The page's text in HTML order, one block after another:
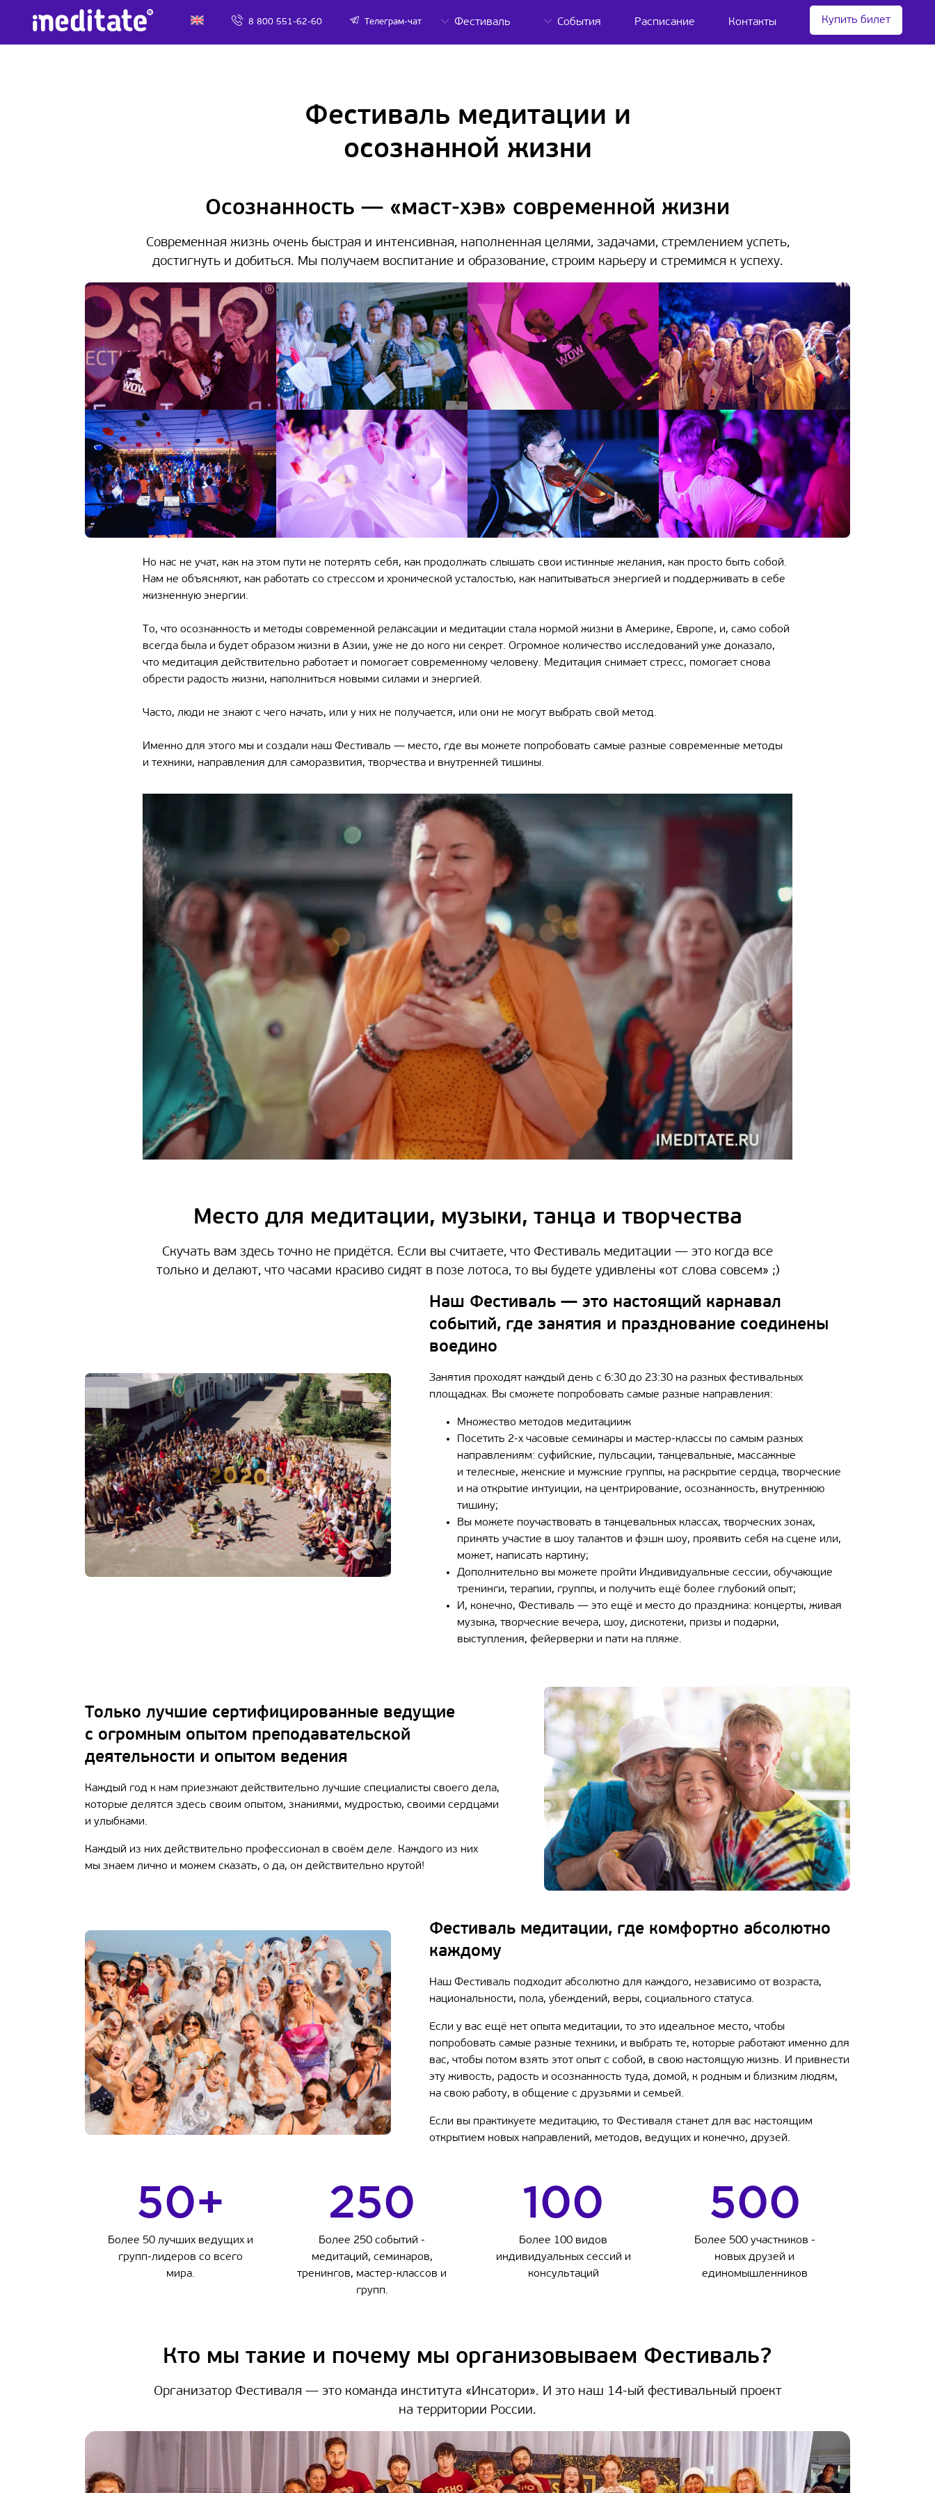
8 800 551-62-60 Телеграм-чат Фестиваль События Расписание Контакты Купить билет
Фестиваль медитации и
осознанной жизни
Осознанность — «маст-хэв» современной жизни
Современная жизнь очень быстрая и интенсивная, наполненная целями, задачами, стремлением успеть,
достигнуть и добиться. Мы получаем воспитание и образование, строим карьеру и стремимся к успеху.
Но нас не учат, как на этом пути не потерять себя, как продолжать слышать свои истинные желания, как просто быть собой.
Нам не объясняют, как работать со стрессом и хронической усталостью, как напитываться энергией и поддерживать в себе
жизненную энергии.
То, что осознанность и методы современной релаксации и медитации стала нормой жизни в Америке, Европе, и, само собой
всегда была и будет образом жизни в Азии, уже не до кого ни секрет. Огромное количество исследований уже доказало,
что медитация действительно работает и помогает современному человеку. Медитация снимает стресс, помогает снова
обрести радость жизни, наполниться новыми силами и энергией.
Часто, люди не знают с чего начать, или у них не получается, или они не могут выбрать свой метод.
Именно для этого мы и создали наш Фестиваль — место, где вы можете попробовать самые разные современные методы
и техники, направления для саморазвития, творчества и внутренней тишины.
Место для медитации, музыки, танца и творчества
Скучать вам здесь точно не придётся. Если вы считаете, что Фестиваль медитации — это когда все
только и делают, что часами красиво сидят в позе лотоса, то вы будете удивлены «от слова совсем» ;)
Наш Фестиваль — это настоящий карнавал
событий, где занятия и празднование соединены
воедино
Занятия проходят каждый день с 6:30 до 23:30 на разных фестивальных
площадках. Вы сможете попробовать самые разные направления:
Множество методов медитацииж
Посетить 2-х часовые семинары и мастер-классы по самым разных
направлениям: суфийские, пульсации, танцевальные, массажные
и телесные, женские и мужские группы, на раскрытие сердца, творческие
и на открытие интуиции, на центрирование, осознанность, внутреннюю
тишину;
Вы можете поучаствовать в танцевальных классах, творческих зонах,
принять участие в шоу талантов и фэшн шоу, проявить себя на сцене или,
может, написать картину;
Дополнительно вы можете пройти Индивидуальные сессии, обучающие
тренинги, терапии, группы, и получить ещё более глубокий опыт;
И, конечно, Фестиваль — это ещё и место до праздника: концерты, живая
музыка, творческие вечера, шоу, дискотеки, призы и подарки,
выступления, фейерверки и пати на пляже.
Только лучшие сертифицированные ведущие
с огромным опытом преподавательской
деятельности и опытом ведения
Каждый год к нам приезжают действительно лучшие специалисты своего дела,
которые делятся здесь своим опытом, знаниями, мудростью, своими сердцами
и улыбками.
Каждый из них действительно профессионал в своём деле. Каждого из них
мы знаем лично и можем сказать, о да, он действительно крутой!
Фестиваль медитации, где комфортно абсолютно
каждому
Наш Фестиваль подходит абсолютно для каждого, независимо от возраста,
национальности, пола, убеждений, веры, социального статуса.
Если у вас ещё нет опыта медитации, то это идеальное место, чтобы
попробовать самые разные техники, и выбрать те, которые работают именно для
вас, чтобы потом взять этот опыт с собой, в свою настоящую жизнь. И привнести
эту живость, радость и осознанность туда, домой, к родным и близким людям,
на свою работу, в общение с друзьями и семьей.
Если вы практикуете медитацию, то Фестиваля станет для вас настоящим
открытием новых направлений, методов, ведущих и конечно, друзей.
50+
Более 50 лучших ведущих и
групп-лидеров со всего
мира.
250
Более 250 событий -
медитаций, семинаров,
тренингов, мастер-классов и
групп.
100
Более 100 видов
индивидуальных сессий и
консультаций
500
Более 500 участников -
новых друзей и
единомышленников
Кто мы такие и почему мы организовываем Фестиваль?
Организатор Фестиваля — это команда института «Инсатори». И это наш 14-ый фестивальный проект
на территории России.